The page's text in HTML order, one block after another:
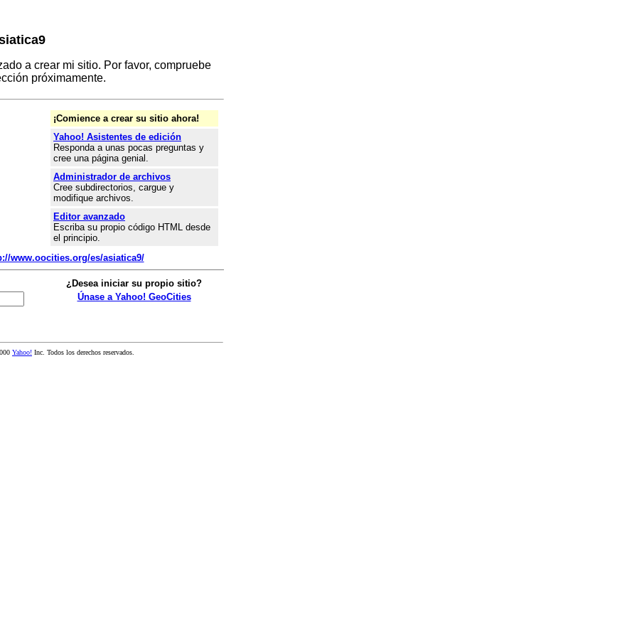
a crear mi sitio. Por favor, compruebe
próximamente.
¡Comience a crear su sitio ahora!
Yahoo! Asistentes de edición
Responda a unas pocas preguntas y
cree una página genial.
Administrador de archivos
Cree subdirectorios, cargue y
modifique archivos.
Editor avanzado
Escriba su propio código HTML desde
el principio.
www.oocities.org/es/asiatica9/
¿Desea iniciar su propio sitio?
Únase a Yahoo! GeoCities
Yahoo! Inc. Todos los derechos reservados.